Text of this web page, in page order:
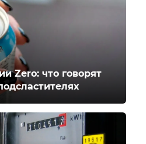
Zero: что говорят